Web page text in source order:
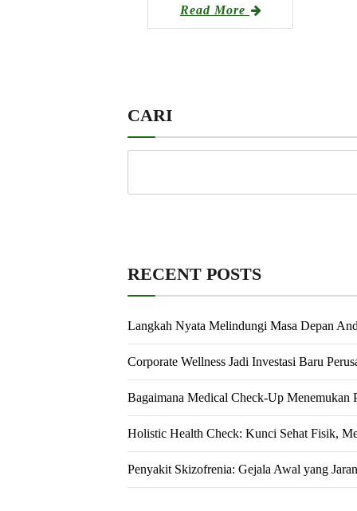
Read More
CARI
RECENT POSTS
Langkah Nyata Melindungi Masa Depan
Corporate Wellness Jadi Investasi Baru
Bagaimana Medical Check-Up Menemukan
Holistic Health Check: Kunci Sehat Fisik,
Penyakit Skizofrenia: Gejala Awal yang